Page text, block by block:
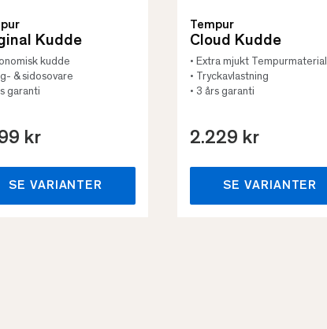
Kudde
kudde
& sidosovare
garanti
kr
SE VARIANTER
Tempur
Cloud Kudde
• Extra mjukt Tempurmaterial
• Tryckavlastning
• 3 års garanti
2.229 kr
SE VARIANTER